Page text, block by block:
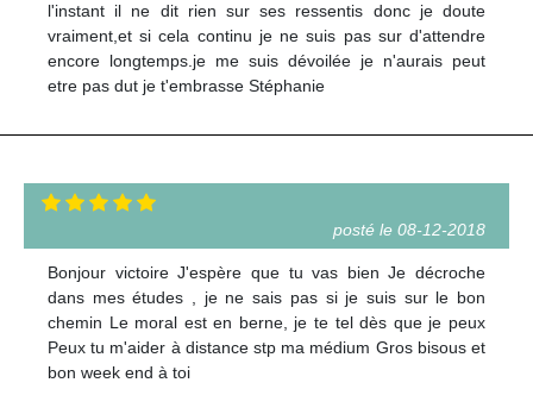
l'instant il ne dit rien sur ses ressentis donc je doute
vraiment,et si cela continu je ne suis pas sur d'attendre
encore longtemps.je me suis dévoilée je n'aurais peut
etre pas dut je t'embrasse Stéphanie
posté le 08-12-2018
Bonjour victoire J'espère que tu vas bien Je décroche
dans mes études , je ne sais pas si je suis sur le bon
chemin Le moral est en berne, je te tel dès que je peux
Peux tu m'aider à distance stp ma médium Gros bisous et
bon week end à toi